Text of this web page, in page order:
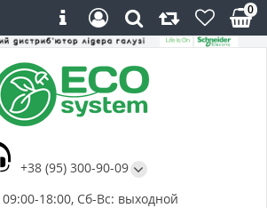
+38 (95) 300-90-09
18:00, Сб-Вс: выходной
0